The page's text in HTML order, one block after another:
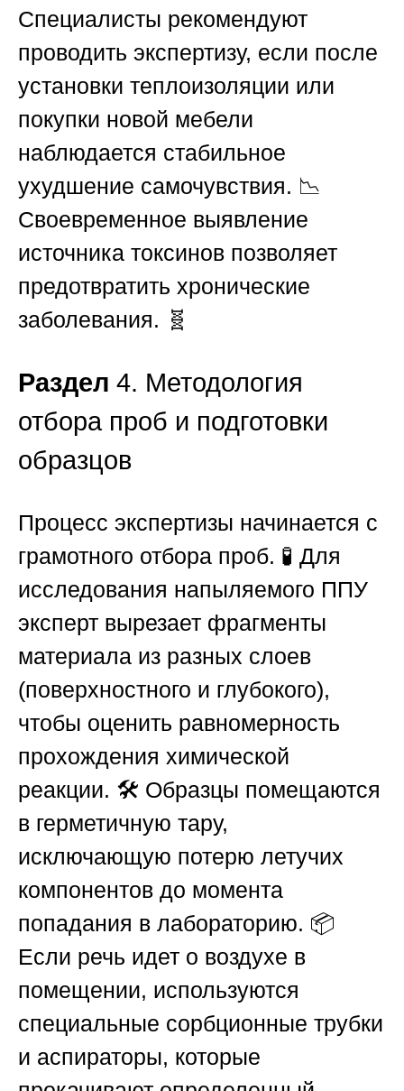
Специалисты рекомендуют
проводить экспертизу, если после
установки теплоизоляции или
покупки новой мебели
наблюдается стабильное
ухудшение самочувствия. 📉
Своевременное выявление
источника токсинов позволяет
предотвратить хронические
заболевания. 🧬
Раздел 4. Методология
отбора проб и подготовки
образцов
Процесс экспертизы начинается с
грамотного отбора проб. 🧪 Для
исследования напыляемого ППУ
эксперт вырезает фрагменты
материала из разных слоев
(поверхностного и глубокого),
чтобы оценить равномерность
прохождения химической
реакции. 🛠️ Образцы помещаются
в герметичную тару,
исключающую потерю летучих
компонентов до момента
попадания в лабораторию. 📦
Если речь идет о воздухе в
помещении, используются
специальные сорбционные трубки
и аспираторы, которые